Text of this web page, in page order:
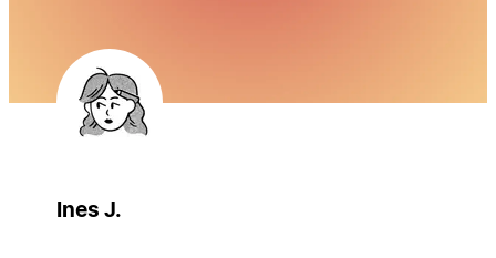
Ines J.